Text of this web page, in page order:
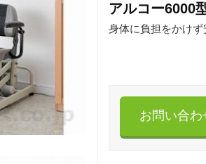
アルコー6000
身体に負担をかけず
お問い合わ